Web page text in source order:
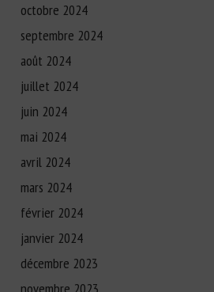
octobre 2024
septembre 2024
août 2024
juillet 2024
juin 2024
mai 2024
avril 2024
mars 2024
février 2024
janvier 2024
décembre 2023